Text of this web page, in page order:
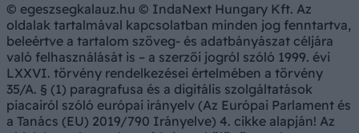
© egeszsegkalauz.hu © IndaNext Hungary Kft. Az
oldalak tartalmával kapcsolatban minden jog fenntartva,
beleértve a tartalom szöveg- és adatbányászat céljára
való felhasználását is – a szerzői jogról szóló 1999. évi
LXXVI. törvény rendelkezései értelmében a törvény
35/A. § (1) paragrafusa és a digitális szolgáltatások
piacairól szóló európai irányelv (Az Európai Parlament és
a Tanács (EU) 2019/790 Irányelve) 4. cikke alapján! Az